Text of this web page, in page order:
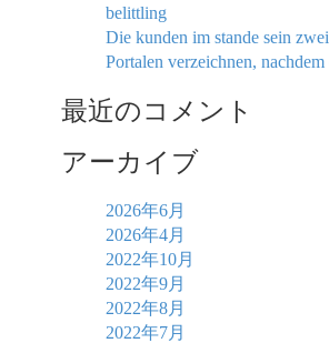
belittling
Die kunden im stande sein
Portalen verzeichnen,
最近のコメント
アーカイブ
2026年6月
2026年4月
2022年10月
2022年9月
2022年8月
2022年7月